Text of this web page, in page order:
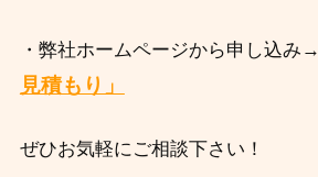
・弊社ホームページから申し込み→
見積もり」
ぜひお気軽にご相談下さい！